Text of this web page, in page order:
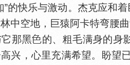
”的快乐与激动。杰克应和
中空地，巨猿阿卡特弯腰
那黑
的、粗毛满身的身
兴，心里充满希望。盼望